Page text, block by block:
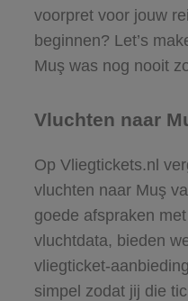
voorpret voor jouw
beginnen? Let’s
Muş was nog nooit
Vluchten naar
Op Vliegtickets.nl
vluchten naar Muş
goede afspraken
vluchtdata, bieden
vliegticket-
simpel zodat jij die